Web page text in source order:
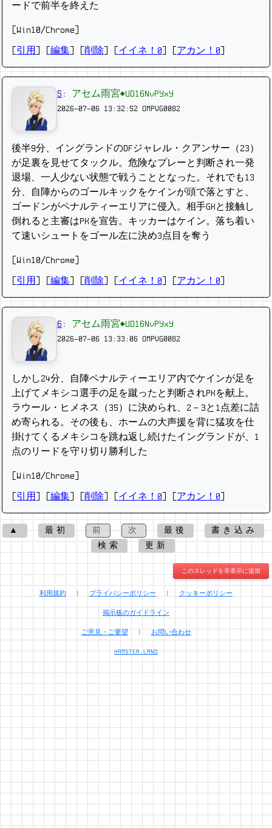
ードで前半を終えた
[Win10/Chrome]
引用 編集 削除 イイネ！0 アカン！0
5 : アセム雨宮◆UD16NvPYxY
2026-07-06 13:32:52 OMPVG0082
後半9分、イングランドのDFジャレル・クアンサー（23）
が足裏を見せてタックル。危険なプレーと判断され一発
退場、一人少ない状態で戦うこととなった。それでも13
分、自陣からのゴールキックをケインが頭で落とすと、
ゴードンがペナルティーエリアに侵入。相手GKと接触し
倒れると主審はPKを宣告。キッカーはケイン。落ち着い
て速いシュートをゴール左に決め3点目を奪う
[Win10/Chrome]
引用 編集 削除 イイネ！0 アカン！0
6 : アセム雨宮◆UD16NvPYxY
2026-07-06 13:33:06 OMPVG0082
しかし24分、自陣ペナルティーエリア内でケインが足を
上げてメキシコ選手の足を蹴ったと判断されPKを献上。
ラウール・ヒメネス（35）に決められ、2－3と1点差に詰
め寄られる。その後も、ホームの大声援を背に猛攻を仕
掛けてくるメキシコを跳ね返し続けたイングランドが、1
点のリードを守り切り勝利した
[Win10/Chrome]
引用 編集 削除 イイネ！0 アカン！0
▲ 最初 前 次 最後
書き込み
検索
更新
このスレッドを非表示に追加
利用規約 | プライバシーポリシー | クッキーポリシー
掲示板のガイドライン
ご意見・ご要望 | お問い合わせ
HAMSTER.LAND